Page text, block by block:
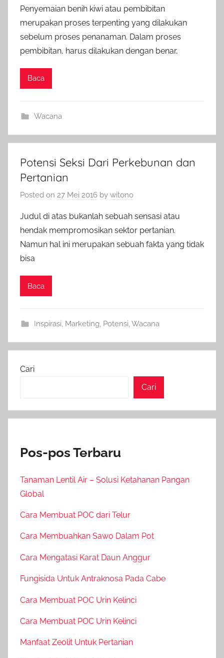
Penyemaian benih kiwi atau pembibitan
merupakan proses terpenting yang dilakukan
sebelum proses penanaman. Dalam proses
pembibitan, harus dilakukan dengan benar,
Baca
Wacana
Potensi Seksi Dari Perkebunan dan
Pertanian
Posted on 27 Mei 2016 by witono
Judul di atas bukanlah sebuah sensasi atau
hendak mempromosikan sektor pertanian.
Namun hal ini merupakan sebuah fakta yang tidak
bisa
Baca
Inspirasi, Marketing, Potensi,Wacana
Cari
Cari
Pos-pos Terbaru
Tanaman Lentil Air – Solusi Ketahanan Pangan
Global
Cara Membuat POC dari Telur
Cara Membuahkan Sawo Dalam Pot
Cara Mengatasi Karat Daun Anggur
Fungisida Untuk Antraknosa Pada Cabe
Cara Membuat POC Urin Kelinci
Cara Membuat POC Urin Kelinci
Manfaat Zeolit Untuk Pertanian